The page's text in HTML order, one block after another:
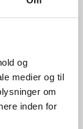
og
medier og til
om
inden for